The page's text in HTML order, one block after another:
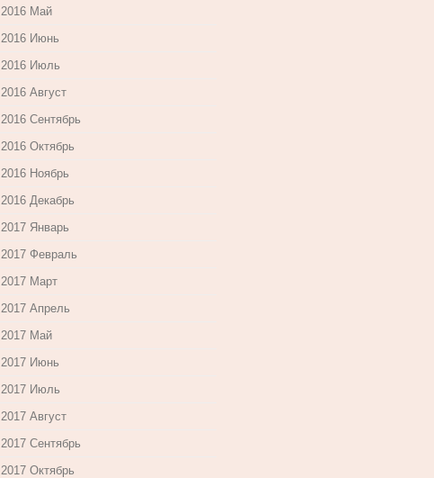
2016 Май
2016 Июнь
2016 Июль
2016 Август
2016 Сентябрь
2016 Октябрь
2016 Ноябрь
2016 Декабрь
2017 Январь
2017 Февраль
2017 Март
2017 Апрель
2017 Май
2017 Июнь
2017 Июль
2017 Август
2017 Сентябрь
2017 Октябрь